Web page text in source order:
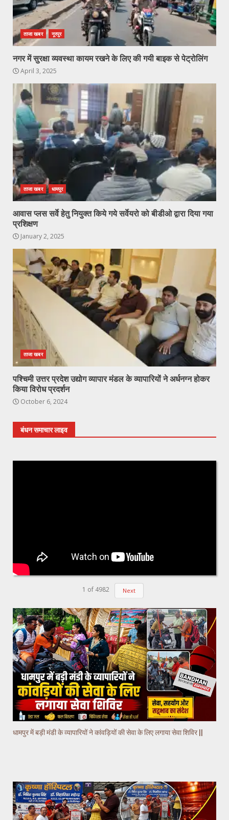
ताजा खबर नूरपुर
नगर में सुरक्षा व्यवस्था कायम रखने के लिए की गयी बाइक से पेट्रोलिंग
April 3, 2025
ताजा खबर धामपुर
आवास प्लस सर्वे हेतु नियुक्त किये गये सर्वेयरो को बीडीओ द्वारा दिया गया
प्रशिक्षण
January 2, 2025
ताजा खबर
पश्चिमी उत्तर प्रदेश उद्योग व्यापार मंडल के व्यापारियों ने अर्धनग्न होकर
किया विरोध प्रदर्शन
October 6, 2024
बंधन समाचार लाइव
1 of 4982 Next
धामपुर में बड़ी मंडी के व्यापारियों ने कांवड़ियों की सेवा के लिए लगाया सेवा शिविर ||